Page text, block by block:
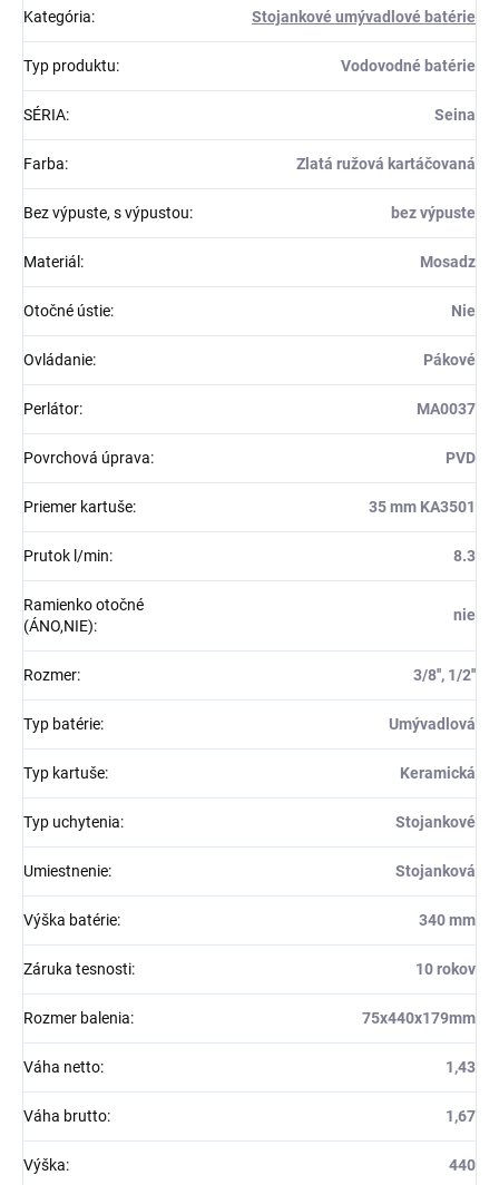
Kategória: Stojankové umývadlové batérie
Typ produktu: Vodovodné batérie
SÉRIA: Seina
Farba: Zlatá ružová kartáčovaná
Bez výpuste, s výpustou: bez výpuste
Materiál : Mosadz
Otočné ústie: Nie
Ovládanie: Pákové
Perlátor: MA0037
Povrchová úprava: PVD
Priemer kartuše: 35 mm KA3501
Prutok l/min: 8.3
Ramienko otočné
(ÁNO,NIE):
nie
Rozmer: 3/8'', 1/2''
Typ batérie: Umývadlová
Typ kartuše: Keramická
Typ uchytenia: Stojankové
Umiestnenie: Stojanková
Výška batérie: 340 mm
Záruka tesnosti: 10 rokov
Rozmer balenia: 75x440x179mm
Váha netto: 1,43
Váha brutto: 1,67
Výška: 440